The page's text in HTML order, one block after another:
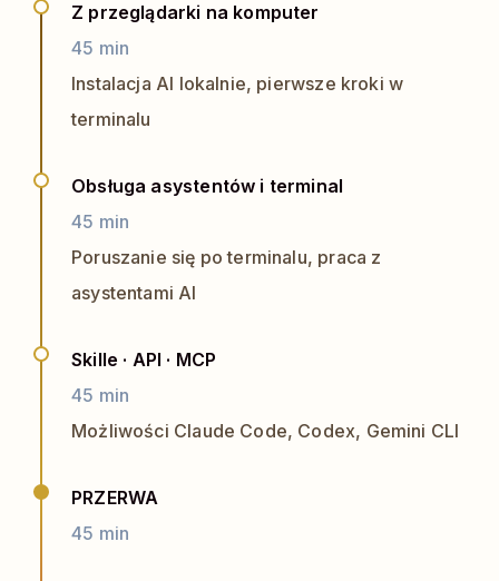
Z przeglądarki na komputer
45 min
Instalacja AI lokalnie, pierwsze kroki w
terminalu
Obsługa asystentów i terminal
45 min
Poruszanie się po terminalu, praca z
asystentami AI
Skille · API · MCP
45 min
Możliwości Claude Code, Codex, Gemini CLI
PRZERWA
45 min